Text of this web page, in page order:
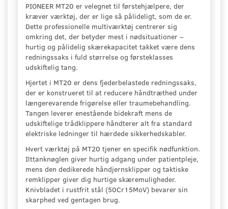
PIONEER MT20 er velegnet til førstehjælpere, der
kræver værktøj, der er lige så pålideligt, som de er.
Dette professionelle multiværktøj centrerer sig
omkring det, der betyder mest i nødsituationer –
hurtig og pålidelig skærekapacitet takket være dens
redningssaks i fuld størrelse og førsteklasses
udskiftelig tang.
Hjertet i MT20 er dens fjederbelastede redningssaks,
der er konstrueret til at reducere håndtræthed under
længerevarende frigørelse eller traumebehandling.
Tangen leverer enestående bidekraft mens de
udskiftelige trådklippere håndterer alt fra standard
elektriske ledninger til hærdede sikkerhedskabler.
Hvert værktøj på MT20 tjener en specifik nødfunktion.
Ilttanknøglen giver hurtig adgang under patientpleje,
mens den dedikerede håndjernsklipper og taktiske
remklipper giver dig hurtige skæremuligheder.
Knivbladet i rustfrit stål (50Cr15MoV) bevarer sin
skarphed ved gentagen brug.